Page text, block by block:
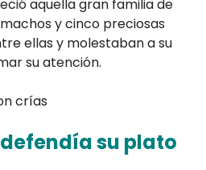
aquella gran familia de
y cinco preciosas
ellas y molestaban a su
su atención.
su plato